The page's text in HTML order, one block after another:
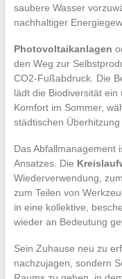
saubere Wasser
nachhaltiger
Photovoltaikanlagen
den Weg zur
CO2-Fußabdruck. Die
lädt die Biodiversität
Komfort im Sommer,
städtischen Überhitzung
Das Abfallmanagement
Ansatzes. Die
Wiederverwendung,
zum Teilen von
in eine kollektive,
wieder an Bedeutung
Sein Zuhause neu zu
nachzujagen, sondern